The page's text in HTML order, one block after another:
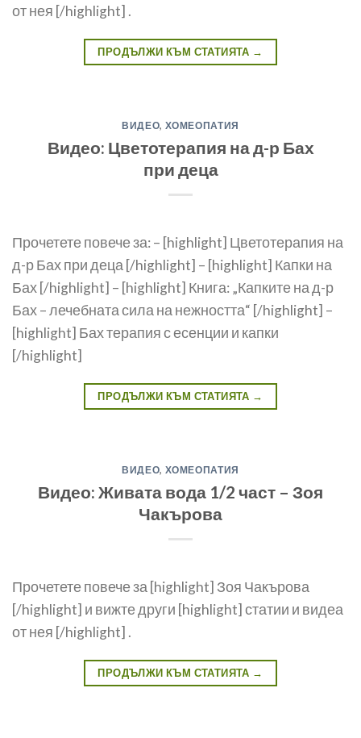
от нея [/highlight] .
ПРОДЪЛЖИ КЪМ СТАТИЯТА →
ВИДЕО, ХОМЕОПАТИЯ
Видео: Цветотерапия на д-р Бах
при деца
Прочетете повече за: – [highlight] Цветотерапия на
д-р Бах при деца [/highlight] – [highlight] Капки на
Бах [/highlight] – [highlight] Книга: „Капките на д-р
Бах – лечебната сила на нежността“ [/highlight] –
[highlight] Бах терапия с есенции и капки
[/highlight]
ПРОДЪЛЖИ КЪМ СТАТИЯТА →
ВИДЕО, ХОМЕОПАТИЯ
Видео: Живата вода 1/2 част – Зоя
Чакърова
Прочетете повече за [highlight] Зоя Чакърова
[/highlight] и вижте други [highlight] статии и видеа
от нея [/highlight] .
ПРОДЪЛЖИ КЪМ СТАТИЯТА →